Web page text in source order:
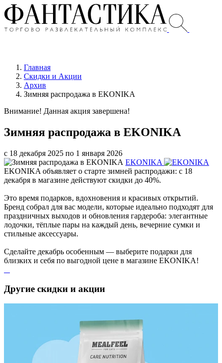
Главная
Скидки и Акции
Архив
Зимняя распродажа в EKONIKA
Внимание! Данная акция завершена!
Зимняя распродажа в EKONIKA
с 18 декабря 2025 по 1 января 2026
EKONIKA
EKONIKA объявляет о старте зимней распродажи: с 18
декабря в магазине действуют скидки до 40%.
Это время подарков, вдохновения и красивых открытий.
Бренд собрал для вас модели, которые идеально подходят для
праздничных выходов и обновления гардероба: элегантные
лодочки, тёплые пары на каждый день, вечерние сумки и
стильные аксессуары.
Сделайте декабрь особенным — выберите подарки для
близких и себя по выгодной цене в магазине EKONIKA!
Другие скидки и акции